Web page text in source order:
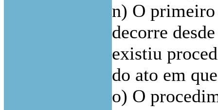
n) O
decorre
existiu
do ato em
o) O